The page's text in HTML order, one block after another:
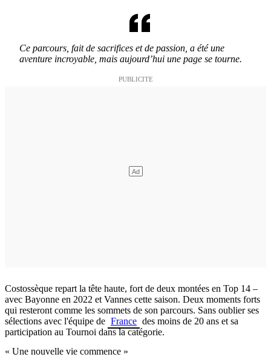
Ce parcours, fait de sacrifices et de passion, a été une
aventure incroyable, mais aujourd’hui une page se tourne.
Costossèque repart la tête haute, fort de deux montées en Top 14 –
avec Bayonne en 2022 et Vannes cette saison. Deux moments forts
qui resteront comme les sommets de son parcours. Sans oublier ses
sélections avec l'équipe de France des moins de 20 ans et sa
participation au Tournoi dans la catégorie.
« Une nouvelle vie commence »